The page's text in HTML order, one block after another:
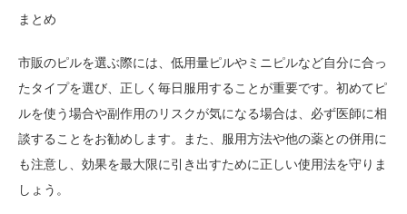
まとめ
市販のピルを選ぶ際には、低用量ピルやミニピルなど自分に合っ
たタイプを選び、正しく毎日服用することが重要です。初めてピ
ルを使う場合や副作用のリスクが気になる場合は、必ず医師に相
談することをお勧めします。また、服用方法や他の薬との併用に
も注意し、効果を最大限に引き出すために正しい使用法を守りま
しょう。